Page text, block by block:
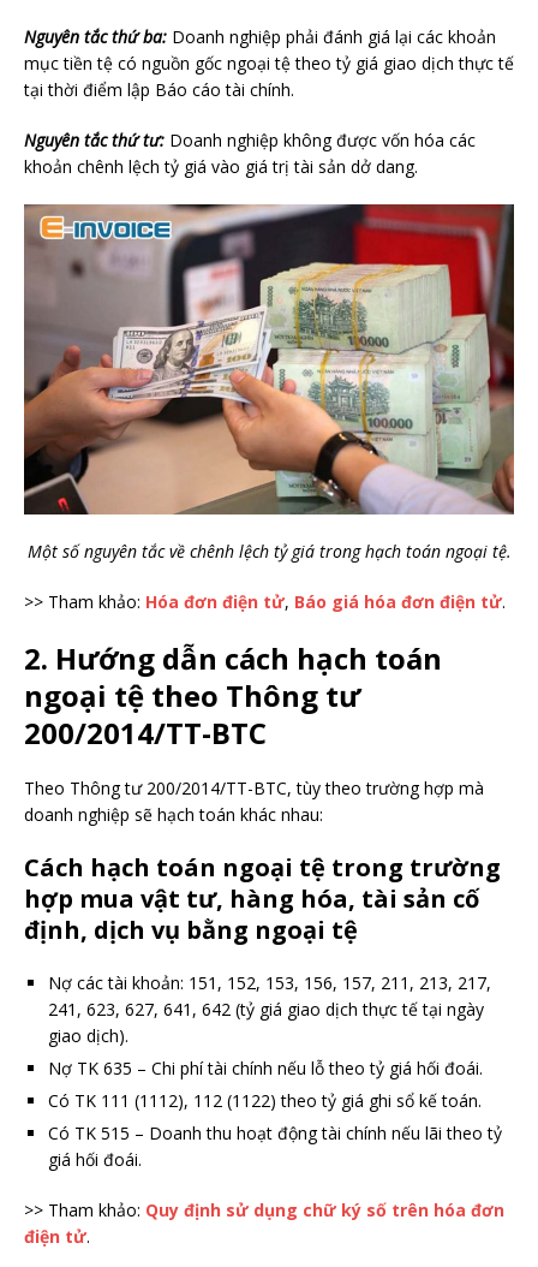
Nguyên tắc thứ ba: Doanh nghiệp phải đánh giá lại các khoản
mục tiền tệ có nguồn gốc ngoại tệ theo tỷ giá giao dịch thực tế
tại thời điểm lập Báo cáo tài chính.
Nguyên tắc thứ tư: Doanh nghiệp không được vốn hóa các
khoản chênh lệch tỷ giá vào giá trị tài sản dở dang.
Một số nguyên tắc về chênh lệch tỷ giá trong hạch toán ngoại tệ.
>> Tham khảo: Hóa đơn điện tử, Báo giá hóa đơn điện tử.
2. Hướng dẫn cách hạch toán
ngoại tệ theo Thông tư
200/2014/TT-BTC
Theo Thông tư 200/2014/TT-BTC, tùy theo trường hợp mà
doanh nghiệp sẽ hạch toán khác nhau:
Cách hạch toán ngoại tệ trong trường
hợp mua vật tư, hàng hóa, tài sản cố
định, dịch vụ bằng ngoại tệ
Nợ các tài khoản: 151, 152, 153, 156, 157, 211, 213, 217,
241, 623, 627, 641, 642 (tỷ giá giao dịch thực tế tại ngày
giao dịch).
Nợ TK 635 – Chi phí tài chính nếu lỗ theo tỷ giá hối đoái.
Có TK 111 (1112), 112 (1122) theo tỷ giá ghi sổ kế toán.
Có TK 515 – Doanh thu hoạt động tài chính nếu lãi theo tỷ
giá hối đoái.
>> Tham khảo: Quy định sử dụng chữ ký số trên hóa đơn
điện tử.